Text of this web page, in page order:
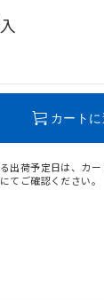
が混在する可
い。
カート
出荷予定日は、カ
てご確認ください。